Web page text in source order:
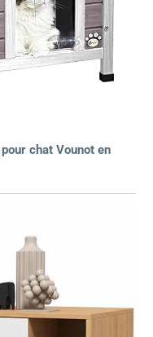
chat Vounot en